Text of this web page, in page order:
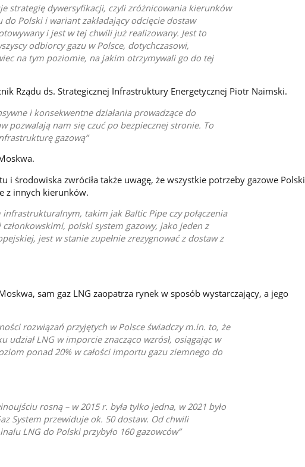
strategię dywersyfikacji, czyli zróżnicowania kierunków
do Polski i wariant zakładający odcięcie dostaw
i jest w tej chwili już realizowany. Jest to
odbiorcy gazu w Polsce, dotychczasowi,
na tym poziomie, na jakim otrzymywali go do tej
Rządu ds. Strategicznej Infrastruktury Energetycznej Piotr Naimski.
i konsekwentne działania prowadzące do
pozwalają nam się czuć po bezpiecznej stronie. To
gazową
i środowiska zwróciła także uwagę, że wszystkie potrzeby gazowe Polski
z innych kierunków.
takim jak Baltic Pipe czy połączenia
polski system gazowy, jako jeden z
jest w stanie zupełnie zrezygnować z dostaw z
sam gaz LNG zaopatrza rynek w sposób wystarczający, a jego
rozwiązań przyjętych w Polsce świadczy m.in. to, że
udział LNG w imporcie znacząco wzrósł, osiągając w
ponad 20% w całości importu gazu ziemnego do
rosną – w 2015 r. była tylko jedna, w 2021 było
System przewiduje ok. 50 dostaw. Od chwili
LNG do Polski przybyło 160 gazowców